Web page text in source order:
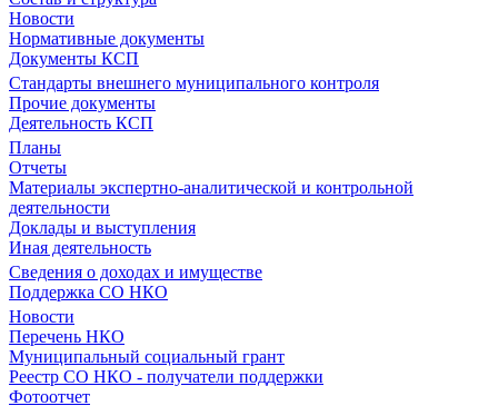
Новости
Нормативные документы
Документы КСП
Стандарты внешнего муниципального контроля
Прочие документы
Деятельность КСП
Планы
Отчеты
Материалы экспертно-аналитической и контрольной
деятельности
Доклады и выступления
Иная деятельность
Сведения о доходах и имуществе
Поддержка СО НКО
Новости
Перечень НКО
Муниципальный социальный грант
Реестр СО НКО - получатели поддержки
Фотоотчет